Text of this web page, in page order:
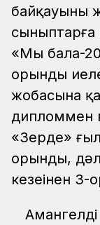
байқауының
сыныптарға
«Мың бала-
орынды
жобасына
дипломмен
«Зерде»
орынды,
кезеңінен